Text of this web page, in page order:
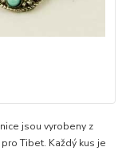
jsou vyrobeny z
Tibet. Každý kus je